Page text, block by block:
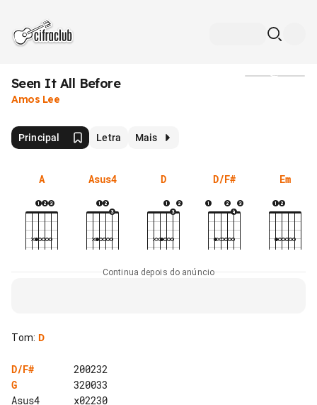
Seen It All Before
Amos Lee
Principal Letra Mais
A Asus4 D D/F# Em
Continua depois do anúncio
Tom: D
D/F#
G
          320033
Asus4      x02230